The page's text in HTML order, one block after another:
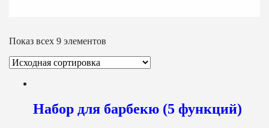
Показ всех 9 элементов
Набор для барбекю (5 функций)